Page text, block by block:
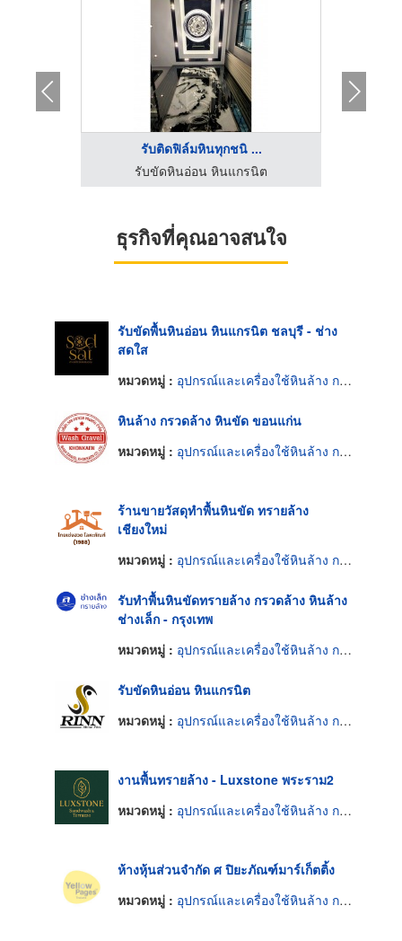
รับติดฟิล์มหินทุกชนิ ...
รับขัดหินอ่อน หินแกรนิต
ธุรกิจที่คุณอาจสนใจ
รับขัดพื้นหินอ่อน หินแกรนิต ชลบุรี - ช่าง
สดใส
หมวดหมู่ : อุปกรณ์และเครื่องใช้หินล้าง กรวดล้าง หินขัด
หินล้าง กรวดล้าง หินขัด ขอนแก่น
หมวดหมู่ : อุปกรณ์และเครื่องใช้หินล้าง กรวดล้าง หินขัด
ร้านขายวัสดุทำพื้นหินขัด ทรายล้าง
เชียงใหม่
หมวดหมู่ : อุปกรณ์และเครื่องใช้หินล้าง กรวดล้าง หินขัด
รับทำพื้นหินขัดทรายล้าง กรวดล้าง หินล้าง
ช่างเล็ก - กรุงเทพ
หมวดหมู่ : อุปกรณ์และเครื่องใช้หินล้าง กรวดล้าง หินขัด
รับขัดหินอ่อน หินแกรนิต
หมวดหมู่ : อุปกรณ์และเครื่องใช้หินล้าง กรวดล้าง หินขัด
งานพื้นทรายล้าง - Luxstone พระราม2
หมวดหมู่ : อุปกรณ์และเครื่องใช้หินล้าง กรวดล้าง หินขัด
ห้างหุ้นส่วนจำกัด ศ ปิยะภัณฑ์มาร์เก็ตติ้ง
หมวดหมู่ : อุปกรณ์และเครื่องใช้หินล้าง กรวดล้าง หินขัด